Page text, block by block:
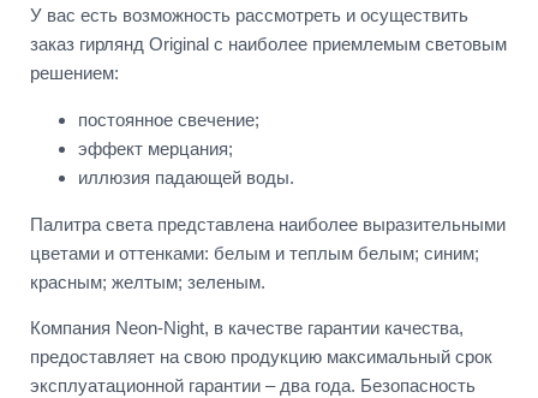
У вас есть возможность рассмотреть и осуществить
заказ гирлянд Original с наиболее приемлемым световым
решением:
постоянное свечение;
эффект мерцания;
иллюзия падающей воды.
Палитра света представлена наиболее выразительными
цветами и оттенками: белым и теплым белым; синим;
красным; желтым; зеленым.
Компания Neon-Night, в качестве гарантии качества,
предоставляет на свою продукцию максимальный срок
эксплуатационной гарантии – два года. Безопасность